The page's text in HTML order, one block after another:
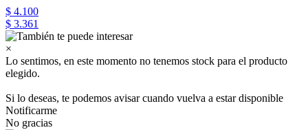
$ 4.100
$ 3.361
×
Lo sentimos, en este momento no tenemos stock para el producto
elegido.
Si lo deseas, te podemos avisar cuando vuelva a estar disponible
Notificarme
No gracias